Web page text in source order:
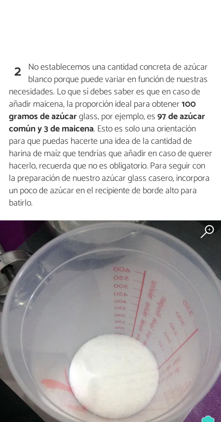
2 No establecemos una cantidad concreta de azúcar
blanco porque puede variar en función de nuestras
necesidades. Lo que sí debes saber es que en caso de
añadir maicena, la proporción ideal para obtener100
gramos de azúcarglass, por ejemplo, es97 de azúcar
común y 3 de maicena. Esto es solo una orientación
para que puedas hacerte una idea de la cantidad de
harina de maíz que tendrías que añadir en caso de querer
hacerlo, recuerda que no es obligatorio. Para seguir con
la preparación de nuestro azúcar glass casero, incorpora
un poco de azúcar en el recipiente de borde alto para
batirlo.